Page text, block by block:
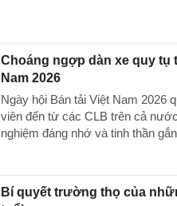
Choáng ngợp dàn xe quy tụ
Nam 2026
Ngày hội Bán tải Việt Nam 2026
viên đến từ các CLB trên cả
nghiệm đáng nhớ và tinh thần
Bí quyết trường thọ của